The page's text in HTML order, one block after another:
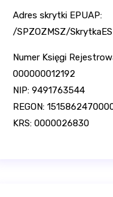
Adres skrytki EPUAP:
/SPZOZMSZ/
Numer Księgi
000000012192
NIP: 9491763544
REGON:
KRS: 0000026830